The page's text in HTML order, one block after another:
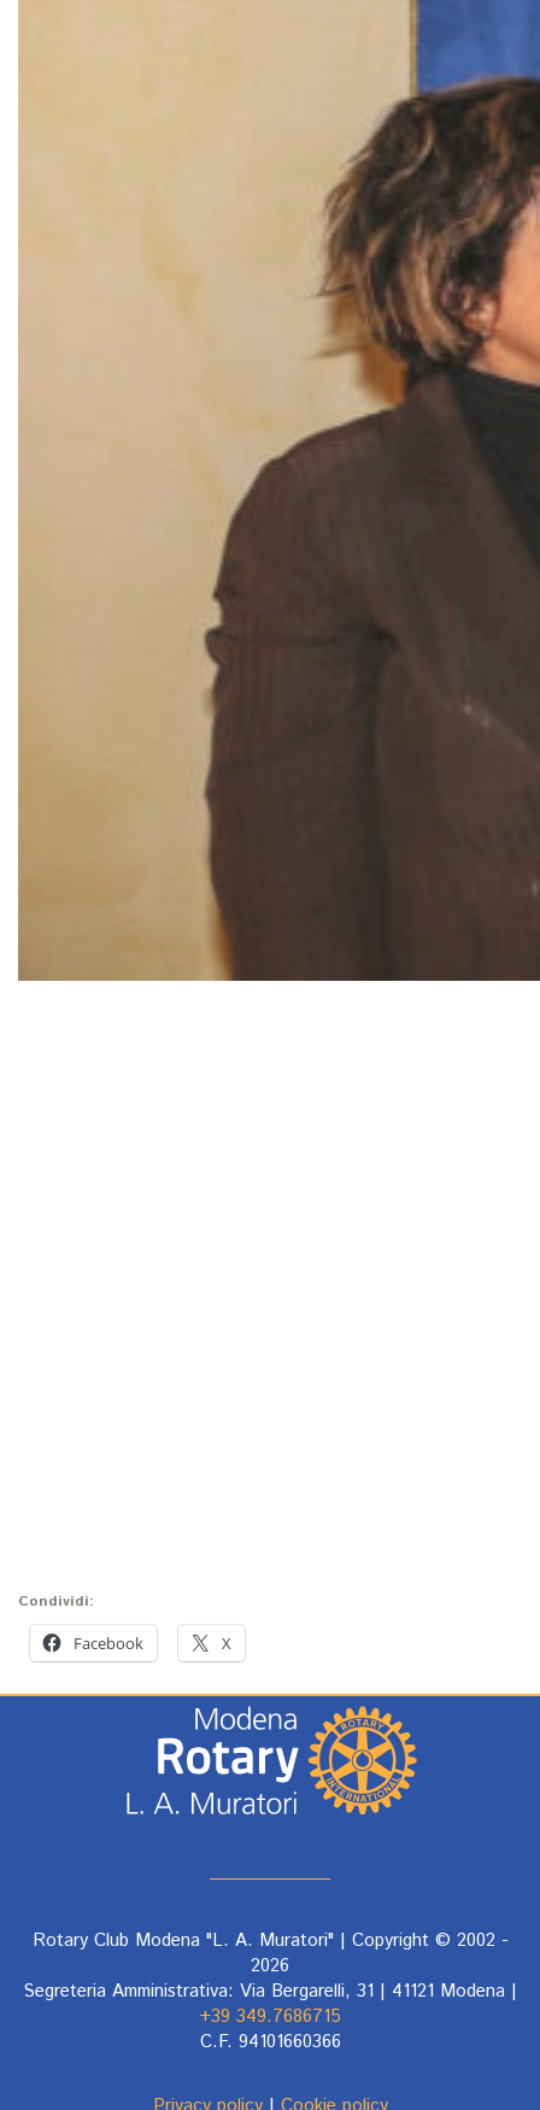
Condividi:
Facebook X
Rotary Club Modena "L. A. Muratori" | Copyright © 2002 -
2026
Segreteria Amministrativa: Via Bergarelli, 31 | 41121 Modena |
+39 349.7686715
C.F. 94101660366